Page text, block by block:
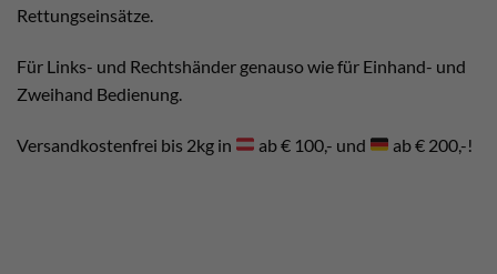
Rettungseinsätze.
Für Links- und Rechtshänder genauso wie für Einhand- und
Zweihand Bedienung.
Versandkostenfrei bis 2kg in ab € 100,- und ab € 200,-!